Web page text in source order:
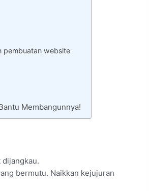
pembuatan website
Membangunnya!
bermutu. Naikkan kejujuran